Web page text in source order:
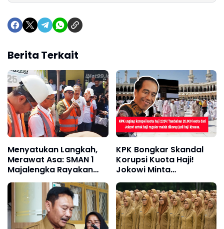
Berita Terkait
Menyatukan Langkah,
Merawat Asa: SMAN 1
Majalengka Rayakan
HUT ke-64 dengan
Semangat Gotong
Royong
KPK Bongkar Skandal
Korupsi Kuota Haji!
Jokowi Minta
Tambahan 20.000, Tapi
Malah Dibelokkan ke
Haji Khusus – Ada Apa?